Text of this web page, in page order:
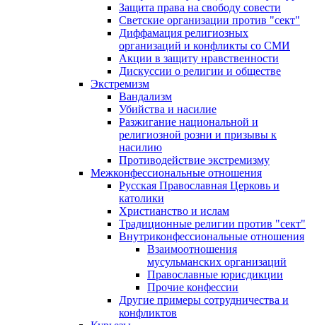
Защита права на свободу совести
Светские организации против "сект"
Диффамация религиозных
организаций и конфликты со СМИ
Акции в защиту нравственности
Дискуссии о религии и обществе
Экстремизм
Вандализм
Убийства и насилие
Разжигание национальной и
религиозной розни и призывы к
насилию
Противодействие экстремизму
Межконфессиональные отношения
Русская Православная Церковь и
католики
Христианство и ислам
Традиционные религии против "сект"
Внутриконфессиональные отношения
Взаимоотношения
мусульманских организаций
Православные юрисдикции
Прочие конфессии
Другие примеры сотрудничества и
конфликтов